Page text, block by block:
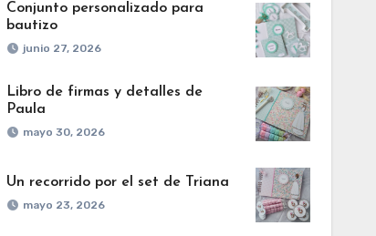
Conjunto personalizado para
bautizo
junio 27, 2026
Libro de firmas y detalles de
Paula
mayo 30, 2026
Un recorrido por el set de Triana
mayo 23, 2026